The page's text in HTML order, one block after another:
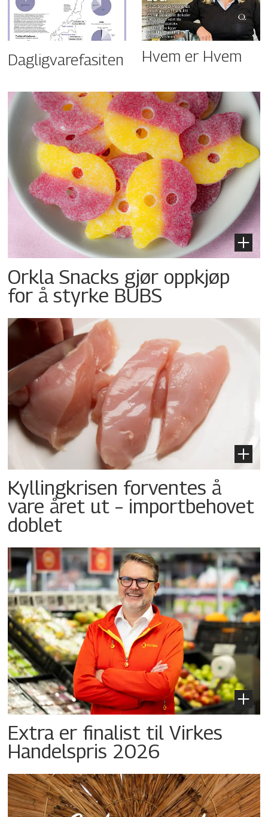
Dagligvarefasiten Hvem er Hvem
Orkla Snacks gjør oppkjøp
for å styrke BUBS
Kyllingkrisen forventes å
vare året ut – importbehovet
doblet
Extra er finalist til Virkes
Handelspris 2026